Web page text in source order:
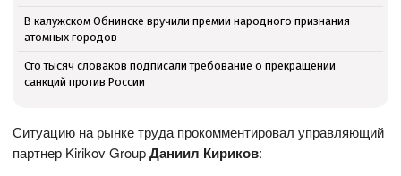
В калужском Обнинске вручили премии народного признания
атомных городов
Сто тысяч словаков подписали требование о прекращении
санкций против России
Ситуацию на рынке труда прокомментировал управляющий
партнер Kirikov GroupДаниил Кириков: